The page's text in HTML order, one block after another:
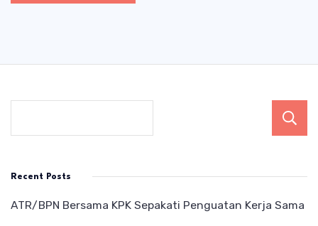
Recent Posts
ATR/BPN Bersama KPK Sepakati Penguatan Kerja Sama